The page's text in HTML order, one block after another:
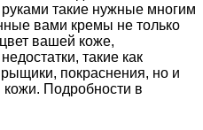
руками такие нужные многим
вами кремы не только
вашей коже,
такие как
покраснения, но и
кожи. Подробности в